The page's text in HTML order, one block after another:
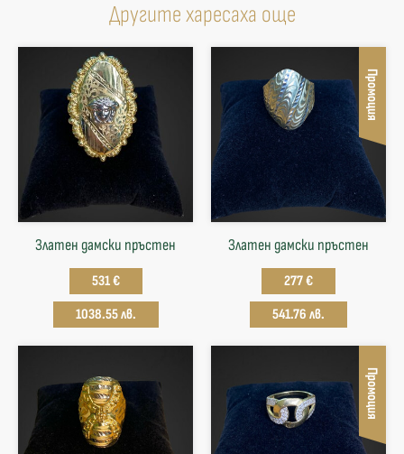
Другите харесаха още
Златен дамски пръстен
531 €
1038.55 лв.
Промоция
Златен дамски пръстен
277 €
541.76 лв.
Промоция